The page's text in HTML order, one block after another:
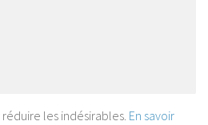
les indésirables. En savoir